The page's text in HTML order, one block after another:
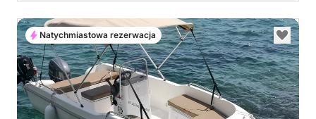
Natychmiastowa rezerwacja